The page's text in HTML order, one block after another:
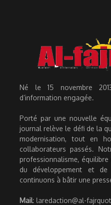
Né le 15 novembre
d’information engagée.
Porté par une nouvelle
journal relève le défi de la
modernisation, tout en
collaborateurs passés.
professionnalisme,
du développement et de
continuons à bâtir une
Mail: laredaction@al-